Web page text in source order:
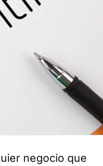
negocio que